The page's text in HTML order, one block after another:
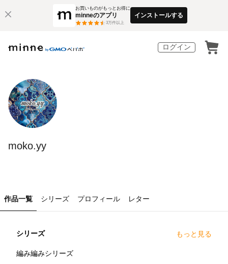
お買いものがもっとお得に
minneのアプリ
3万件以上
インストールする
ログイン
moko.yy
作品一覧 シリーズ プロフィール レター
シリーズ もっと見る
編み編みシリーズ